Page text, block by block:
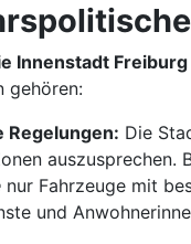
Innenstadt Freiburg
gehören:
Regelungen: Die
auszusprechen.
nur Fahrzeuge mit
und